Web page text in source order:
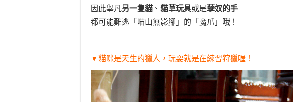
因此舉凡另一隻貓 、 貓草玩具或是孽奴的手
都可能難逃「喵山無影腳」的「魔爪」哦！
▼貓咪是天生的獵人，玩耍就是在練習狩獵喔！